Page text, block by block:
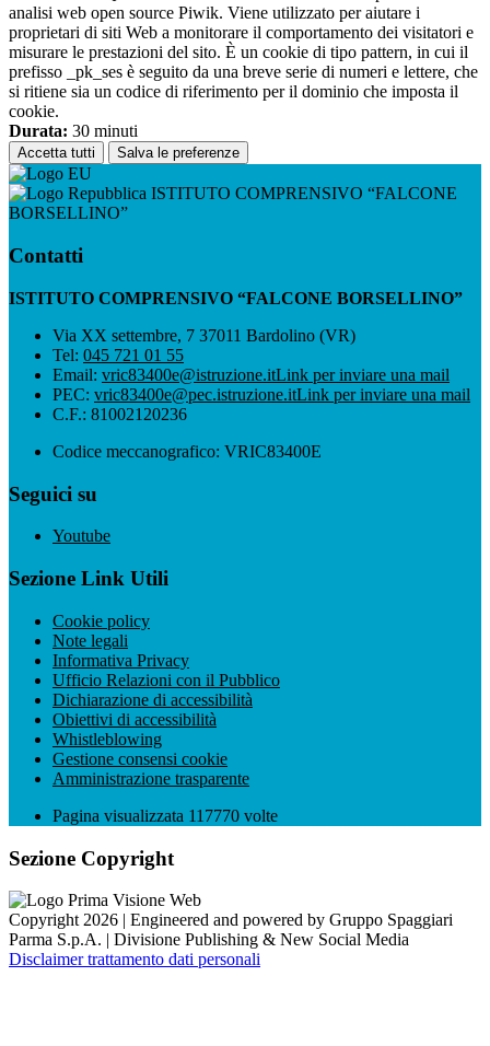
analisi web open source Piwik. Viene utilizzato per aiutare i
proprietari di siti Web a monitorare il comportamento dei visitatori e
misurare le prestazioni del sito. È un cookie di tipo pattern, in cui il
prefisso _pk_ses è seguito da una breve serie di numeri e lettere, che
si ritiene sia un codice di riferimento per il dominio che imposta il
cookie.
Durata: 30 minuti
Accetta tutti Salva le preferenze
ISTITUTO COMPRENSIVO “FALCONE
BORSELLINO”
Contatti
ISTITUTO COMPRENSIVO “FALCONE BORSELLINO”
Via XX settembre, 7 37011 Bardolino (VR)
Tel: 045 721 01 55
Email: vric83400e@istruzione.itLink per inviare una mail
PEC: vric83400e@pec.istruzione.itLink per inviare una mail
C.F.: 81002120236
Codice meccanografico: VRIC83400E
Seguici su
Youtube
Sezione Link Utili
Cookie policy
Note legali
Informativa Privacy
Ufficio Relazioni con il Pubblico
Dichiarazione di accessibilità
Obiettivi di accessibilità
Whistleblowing
Gestione consensi cookie
Amministrazione trasparente
Pagina visualizzata 117770 volte
Sezione Copyright
Copyright 2026 | Engineered and powered by Gruppo Spaggiari
Parma S.p.A. | Divisione Publishing & New Social Media
Disclaimer trattamento dati personali